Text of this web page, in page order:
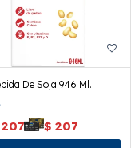
De Soja 946 Ml.
207 $ 207